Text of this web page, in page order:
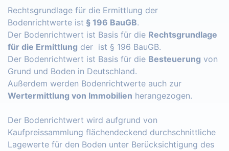
Rechtsgrundlage für die Ermittlung der
Bodenrichtwerte ist § 196 BauGB.
Der Bodenrichtwert ist Basis für die Rechtsgrundlage
für die Ermittlung der ist § 196 BauGB.
Der Bodenrichtwert ist Basis für die Besteuerung von
Grund und Boden in Deutschland.
Außerdem werden Bodenrichtwerte auch zur
Wertermittlung von Immobilien herangezogen.
Der Bodenrichtwert wird aufgrund von
Kaufpreissammlung flächendeckend durchschnittliche
Lagewerte für den Boden unter Berücksichtigung des